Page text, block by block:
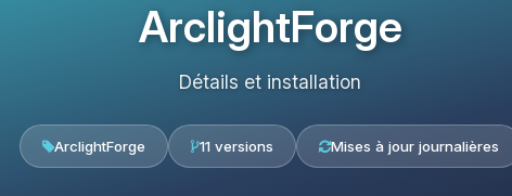
ArclightForge
Détails et installation
ArclightForge 11 versions Mises à jour journalières